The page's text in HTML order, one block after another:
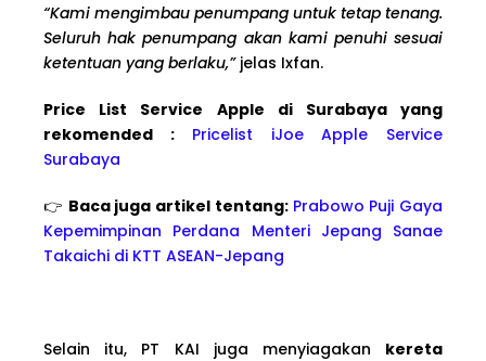
“Kami mengimbau penumpang untuk tetap tenang.
Seluruh hak penumpang akan kami penuhi sesuai
ketentuan yang berlaku,”jelas Ixfan.
Price List Service Apple di Surabaya yang
rekomended :
Pricelist iJoe Apple Service
Surabaya
👉 Baca juga artikel tentang: Prabowo Puji Gaya
Kepemimpinan Perdana Menteri Jepang Sanae
Takaichi di KTT ASEAN-Jepang
Selain itu, PT KAI juga menyiagakan kereta